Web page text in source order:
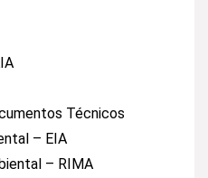
Técnicos
– EIA
– RIMA